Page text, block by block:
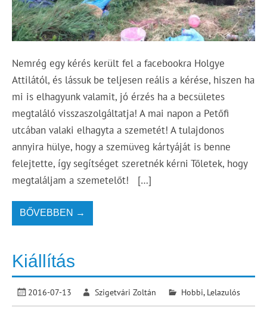
Nemrég egy kérés került fel a facebookra Holgye
Attilától, és lássuk be teljesen reális a kérése, hiszen ha
mi is elhagyunk valamit, jó érzés ha a becsületes
megtaláló visszaszolgáltatja! A mai napon a Petőfi
utcában valaki elhagyta a szemetét! A tulajdonos
annyira hülye, hogy a szemüveg kártyáját is benne
felejtette, így segítséget szeretnék kérni Tőletek, hogy
megtaláljam a szemetelőt! […]
BŐVEBBEN →
Kiállítás
2016-07-13 Szigetvári Zoltán Hobbi, Lelazulós